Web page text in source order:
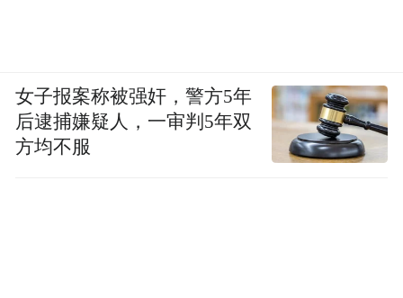
女子报案称被强奸，警方5年
后逮捕嫌疑人，一审判5年双
方均不服